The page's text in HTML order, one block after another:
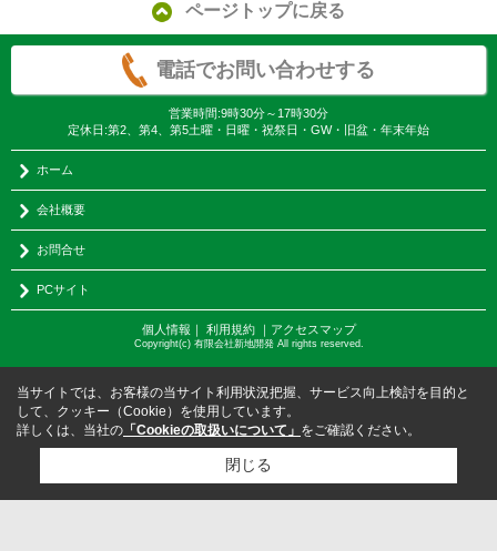
ページトップに戻る
電話でお問い合わせする
営業時間:9時30分～17時30分
定休日:第2、第4、第5土曜・日曜・祝祭日・GW・旧盆・年末年始
ホーム
会社概要
お問合せ
PCサイト
個人情報 ｜ 利用規約｜ アクセスマップ
Copyright(c) 有限会社新地開発 All rights reserved.
当サイトでは、お客様の当サイト利用状況把握、サービス向上検討を目的と
して、クッキー（Cookie）を使用しています。
詳しくは、当社の 「Cookieの取扱いについて」 をご確認ください。
閉じる